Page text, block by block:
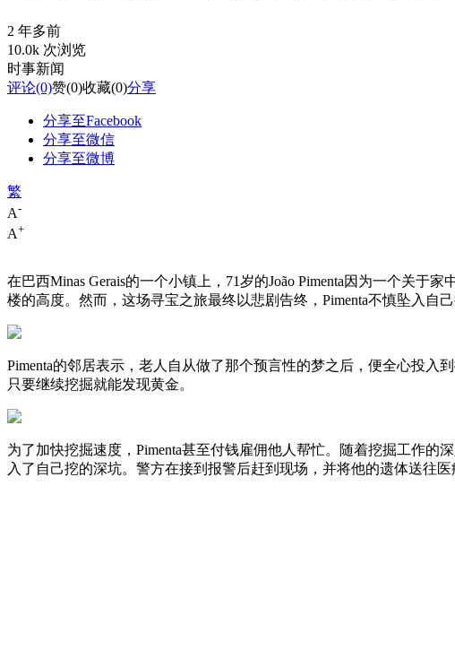
2 年多前
10.0k 次浏览
时事新闻
评论(0)赞(0)收藏(0)分享
分享至Facebook
分享至微信
分享至微博
繁
A-
A+
在巴西Minas Gerais的一个小镇上，71岁的João Pimenta因为一个关
楼的高度。然而，这场寻宝之旅最终以悲剧告终，Pimenta不慎坠入自
Pimenta的邻居表示，老人自从做了那个预言性的梦之后，便全心投入
只要继续挖掘就能发现黄金。
为了加快挖掘速度，Pimenta甚至付钱雇佣他人帮忙。随着挖掘工作的
入了自己挖的深坑。警方在接到报警后赶到现场，并将他的遗体送往